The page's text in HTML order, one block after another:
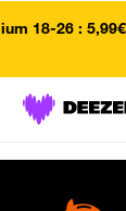
18-26 :